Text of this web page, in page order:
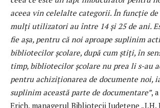
aceea vin celelalte categorii. În funcție de
mulți utilizatori au între 14 și 25 de ani.
fie așa, pentru că noi aproape suplinim
bibliotecilor școlare, după cum știți, în
timp, bibliotecilor școlare nu prea li s-au
pentru achiziționarea de documente noi,
suplinim această parte de documentare”,
Erich, managerul Bibliotecii Județene „I.H.